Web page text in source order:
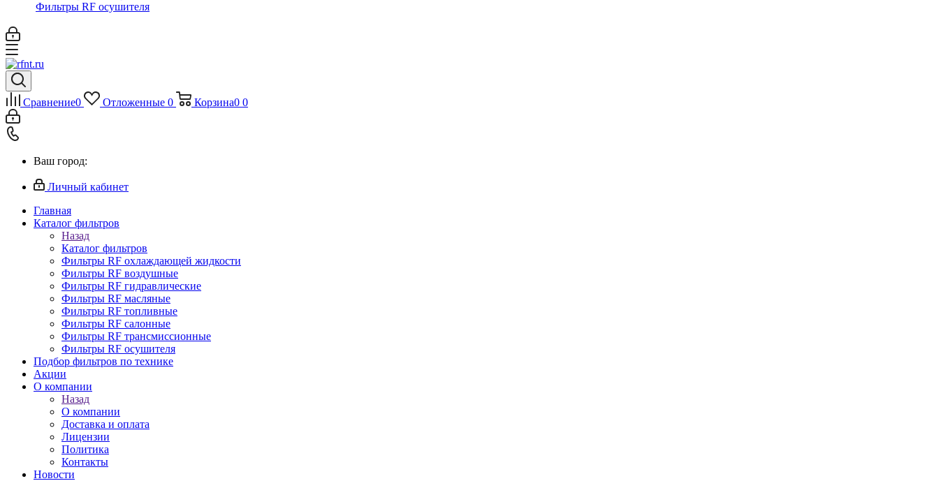
Фильтры RF осушителя
Сравнение0 Отложенные 0 Корзина0 0
Ваш город:
Личный кабинет
Главная
Каталог фильтров
Назад
Каталог фильтров
Фильтры RF охлаждающей жидкости
Фильтры RF воздушные
Фильтры RF гидравлические
Фильтры RF масляные
Фильтры RF топливные
Фильтры RF салонные
Фильтры RF трансмиссионные
Фильтры RF осушителя
Подбор фильтров по технике
Акции
О компании
Назад
О компании
Доставка и оплата
Лицензии
Политика
Контакты
Новости